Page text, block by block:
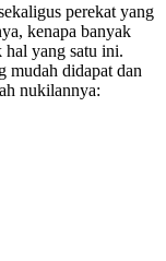
perekat yang
kenapa banyak
hal yang satu ini.
mudah didapat dan
nukilannya: